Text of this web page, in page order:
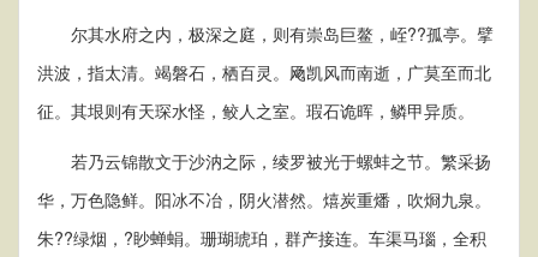
尔其水府之内，极深之庭，则有崇岛巨鳌，峌??孤亭。擘
洪波，指太清。竭磐石，栖百灵。飏凯风而南逝，广莫至而北
征。其垠则有天琛水怪，鲛人之室。瑕石诡晖，鳞甲异质。
若乃云锦散文于沙汭之际，绫罗被光于螺蚌之节。繁采扬
华，万色隐鲜。阳冰不冶，阴火潜然。熺炭重燔，吹烱九泉。
朱??绿烟，?眇蝉蜎。珊瑚琥珀，群产接连。车渠马瑙，全积